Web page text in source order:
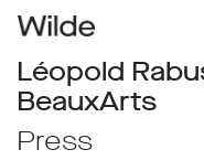
Léopold
BeauxArts
Press